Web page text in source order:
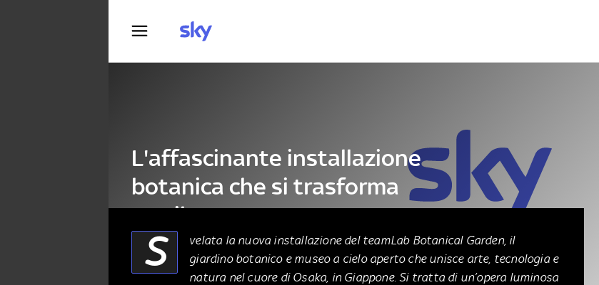
L'affascinante installazione
botanica che si trasforma
con il vento
ARTE 06 Settembre 2023
S
velata la nuova installazione del teamLab Botanical Garden, il
giardino botanico e museo a cielo aperto che unisce arte, tecnologia e
natura nel cuore di Osaka, in Giappone. Si tratta di un’opera luminosa